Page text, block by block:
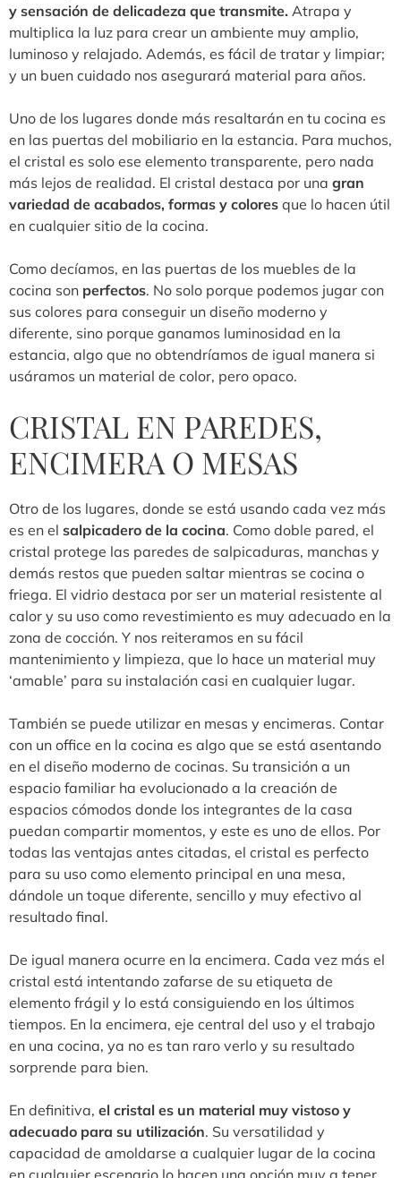
y sensación de delicadeza que transmite. Atrapa y
multiplica la luz para crear un ambiente muy amplio,
luminoso y relajado. Además, es fácil de tratar y limpiar;
y un buen cuidado nos asegurará material para años.
Uno de los lugares donde más resaltarán en tu cocina es
en las puertas del mobiliario en la estancia. Para muchos,
el cristal es solo ese elemento transparente, pero nada
más lejos de realidad. El cristal destaca por una gran
variedad de acabados, formas y colores que lo hacen útil
en cualquier sitio de la cocina.
Como decíamos, en las puertas de los muebles de la
cocina son perfectos. No solo porque podemos jugar con
sus colores para conseguir un diseño moderno y
diferente, sino porque ganamos luminosidad en la
estancia, algo que no obtendríamos de igual manera si
usáramos un material de color, pero opaco.
CRISTAL EN PAREDES,
ENCIMERA O MESAS
Otro de los lugares, donde se está usando cada vez más
es en el salpicadero de la cocina. Como doble pared, el
cristal protege las paredes de salpicaduras, manchas y
demás restos que pueden saltar mientras se cocina o
friega. El vidrio destaca por ser un material resistente al
calor y su uso como revestimiento es muy adecuado en la
zona de cocción. Y nos reiteramos en su fácil
mantenimiento y limpieza, que lo hace un material muy
‘amable’ para su instalación casi en cualquier lugar.
También se puede utilizar en mesas y encimeras. Contar
con un office en la cocina es algo que se está asentando
en el diseño moderno de cocinas. Su transición a un
espacio familiar ha evolucionado a la creación de
espacios cómodos donde los integrantes de la casa
puedan compartir momentos, y este es uno de ellos. Por
todas las ventajas antes citadas, el cristal es perfecto
para su uso como elemento principal en una mesa,
dándole un toque diferente, sencillo y muy efectivo al
resultado final.
De igual manera ocurre en la encimera. Cada vez más el
cristal está intentando zafarse de su etiqueta de
elemento frágil y lo está consiguiendo en los últimos
tiempos. En la encimera, eje central del uso y el trabajo
en una cocina, ya no es tan raro verlo y su resultado
sorprende para bien.
En definitiva, el cristal es un material muy vistoso y
adecuado para su utilización. Su versatilidad y
capacidad de amoldarse a cualquier lugar de la cocina
en cualquier escenario lo hacen una opción muy a tener